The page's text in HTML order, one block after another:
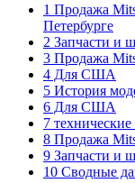
1 Продажа
Петербурге
2 Запчасти и
3 Продажа
4 Для США
5 История
6 Для США
7
8 Продажа
9 Запчасти и
10 Сводные